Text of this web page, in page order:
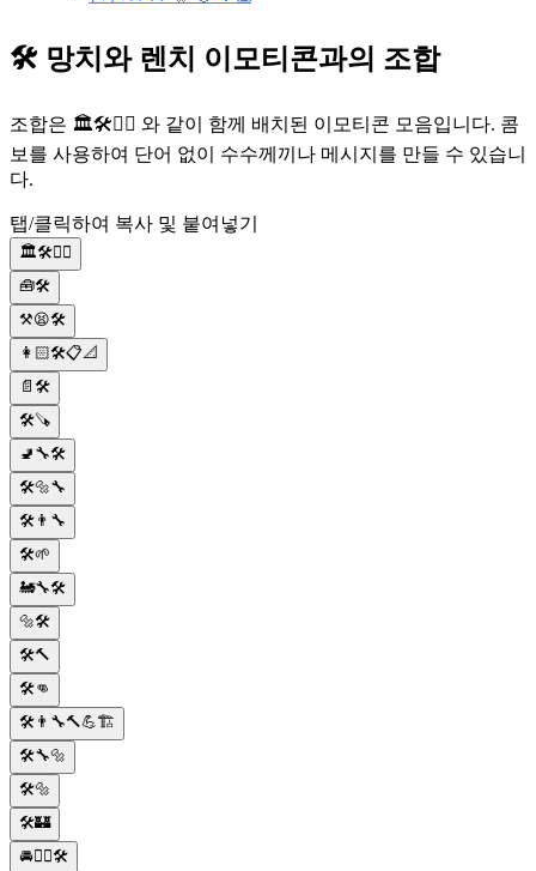
🛠️ 망치와 렌치 이모티콘과의 조합
조합은 🏛️🛠️👷‍♂️ 와 같이 함께 배치된 이모티콘 모음입니다. 콤
보를 사용하여 단어 없이 수수께끼나 메시지를 만들 수 있습니
다.
탭/클릭하여 복사 및 붙여넣기
🏛️🛠️👷‍♂️
🧰🛠️
⚒️😫🛠️
👩🏻🛠️📋📐
📄🛠️
🛠️🪚
🚽🔧🛠️
🛠️🔩🔧
🛠️👨‍🔧
🛠️🌱
🚂🔧🛠️
🔩🛠️
🛠️🔨
🛠️👊
🛠️👨‍🔧🔨💪🏗️
🛠️🔧🔩
🛠️🔩
🛠️🏰
🚘👨‍⚕️🛠️